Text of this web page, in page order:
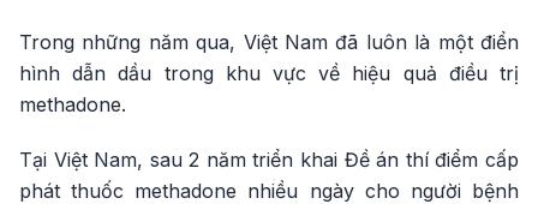
Trong những năm qua, Việt Nam đã luôn là một điển
hình dẫn dầu trong khu vực về hiệu quả điều trị
methadone.
Tại Việt Nam, sau 2 năm triển khai Đề án thí điểm cấp
phát thuốc methadone nhiều ngày cho người bệnh